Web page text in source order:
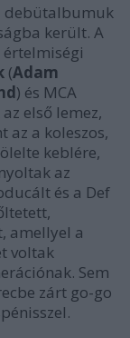
debütalbumuk
került. A
(Adam
) és MCA
első lemez,
a koleszos,
keblére,
az
és a Def
amellyel a
voltak
Sem
zárt go-go